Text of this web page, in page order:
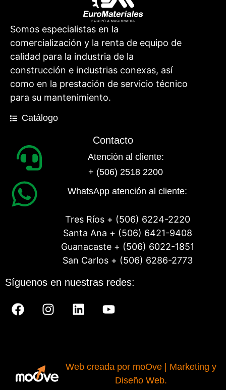
Somos especialistas en la
comercialización y la renta de equipo de
calidad para la industria de la
construcción e industrias conexas, así
como en la prestación de servicio técnico
para su mantenimiento.
Catálogo
Contacto
Atención al cliente:
+ (506) 2518 2200
WhatsApp atención al cliente:
Tres Ríos + (506) 6224-2220
Santa Ana + (506) 6421-9408
Guanacaste + (506) 6022-1851
San Carlos + (506) 6286-2773
Síguenos en nuestras redes:
Web creada por moOve | Marketing y
Diseño Web.